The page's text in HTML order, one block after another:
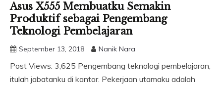
Asus X555 Membuatku Semakin
Produktif sebagai Pengembang
Teknologi Pembelajaran
September 13, 2018 Nanik Nara
Post Views: 3,625 Pengembang teknologi pembelajaran,
itulah jabatanku di kantor. Pekerjaan utamaku adalah